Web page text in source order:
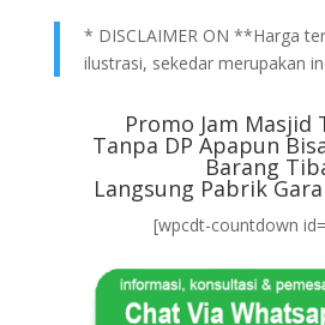
* DISCLAIMER ON **Harga
ilustrasi, sekedar merupakan
Promo Jam Masjid
Tanpa DP Apapun
Barang
Langsung Pabrik
[wpcdt-countdown